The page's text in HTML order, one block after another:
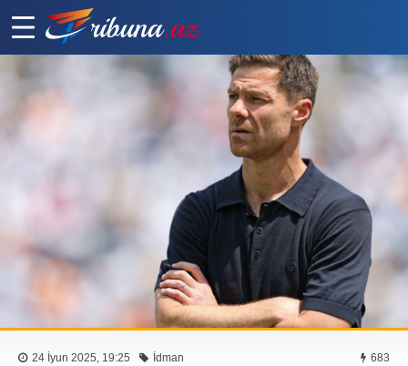
24 İyun 2025, 19:25 İdman 683